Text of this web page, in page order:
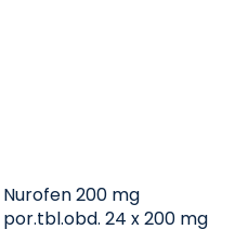
Nurofen 200 mg
por.tbl.obd. 24 x 200 mg